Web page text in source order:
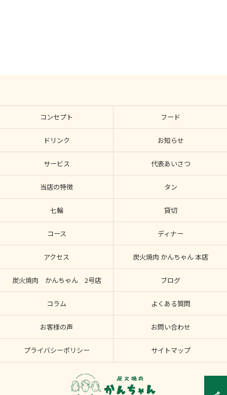
コンセプト フード
ドリンク お知らせ
サービス 代表あいさつ
当店の特徴 タン
七輪 貸切
コース ディナー
アクセス 炭火焼肉 かんちゃん 本店
炭火焼肉 かんちゃん 2号店 ブログ
コラム よくある質問
お客様の声 お問い合わせ
プライバシーポリシー サイトマップ